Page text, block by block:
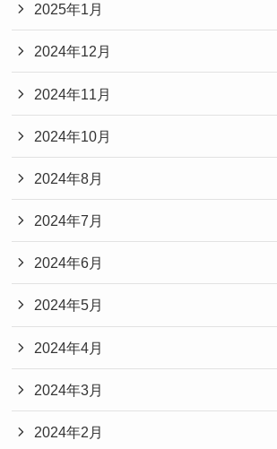
2025年1月
2024年12月
2024年11月
2024年10月
2024年8月
2024年7月
2024年6月
2024年5月
2024年4月
2024年3月
2024年2月